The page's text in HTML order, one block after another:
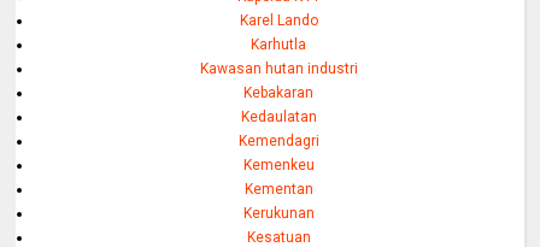
Karel Lando
Karhutla
Kawasan hutan industri
Kebakaran
Kedaulatan
Kemendagri
Kemenkeu
Kementan
Kerukunan
Kesatuan